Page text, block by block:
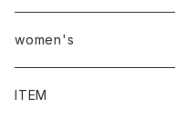
women's
ITEM